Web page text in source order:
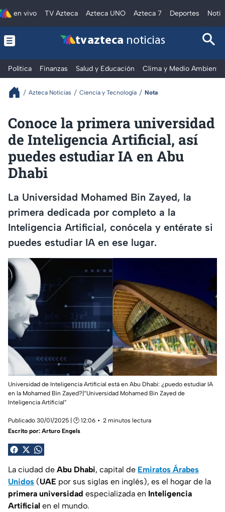
en vivo TV Azteca Azteca UNO Azteca 7 Deportes
tv azteca noticias
Política Finanzas Salud y Educación Clima y Medio Ambiente
Azteca Noticias Ciencia y Tecnología Nota
Conoce la primera universidad
de Inteligencia Artificial, así
puedes estudiar IA en Abu
Dhabi
La Universidad Mohamed Bin Zayed, la
primera dedicada por completo a la
Inteligencia Artificial, conócela y entérate si
puedes estudiar IA en ese lugar.
Universidad de Inteligencia Artificial está en Abu Dhabi: ¿puedo estudiar IA
en la Mohamed Bin Zayed?| “Universidad Mohamed Bin Zayed de
Inteligencia Artificial”
Publicado 30/01/2025 | 🕑 12:06
2 minutos lectura
Escrito por: Arturo Engels
La ciudad de Abu Dhabi, capital de Emiratos Árabes
Unidos (UAE por sus siglas en inglés), es el hogar de la
primera universidad especializada en Inteligencia
Artificial en el mundo.